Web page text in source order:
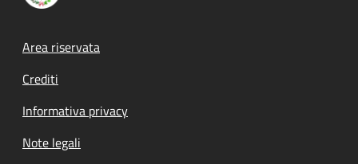
Footer menu
Area riservata
Crediti
Informativa privacy
Note legali